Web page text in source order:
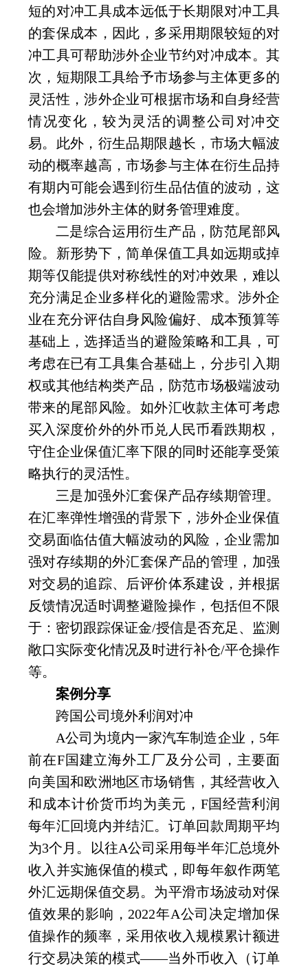
短的对冲工具成本远低于长期限对冲工具
的套保成本，因此，多采用期限较短的对
冲工具可帮助涉外企业节约对冲成本。其
次，短期限工具给予市场参与主体更多的
灵活性，涉外企业可根据市场和自身经营
情况变化，较为灵活的调整公司对冲交
易。此外，衍生品期限越长，市场大幅波
动的概率越高，市场参与主体在衍生品持
有期内可能会遇到衍生品估值的波动，这
也会增加涉外主体的财务管理难度。
二是综合运用衍生产品，防范尾部风
险。新形势下，简单保值工具如远期或掉
期等仅能提供对称线性的对冲效果，难以
充分满足企业多样化的避险需求。涉外企
业在充分评估自身风险偏好、成本预算等
基础上，选择适当的避险策略和工具，可
考虑在已有工具集合基础上，分步引入期
权或其他结构类产品，防范市场极端波动
带来的尾部风险。如外汇收款主体可考虑
买入深度价外的外币兑人民币看跌期权，
守住企业保值汇率下限的同时还能享受策
略执行的灵活性。
三是加强外汇套保产品存续期管理。
在汇率弹性增强的背景下，涉外企业保值
交易面临估值大幅波动的风险，企业需加
强对存续期的外汇套保产品的管理，加强
对交易的追踪、后评价体系建设，并根据
反馈情况适时调整避险操作，包括但不限
于：密切跟踪保证金/授信是否充足、监测
敞口实际变化情况及时进行补仓/平仓操作
等。
案例分享
跨国公司境外利润对冲
A公司为境内一家汽车制造企业， 5年
前在F国建立海外工厂及分公司，主要面
向美国和欧洲地区市场销售，其经营收入
和成本计价货币均为美元， F国经营利润
每年汇回境内并结汇。订单回款周期平均
为3个月。以往A公司采用每半年汇总境外
收入并实施保值的模式，即每年叙作两笔
外汇远期保值交易。为平滑市场波动对保
值效果的影响， 2022年A公司决定增加保
值操作的频率，采用依收入规模累计额进
行交易决策的模式——当外币收入（订单